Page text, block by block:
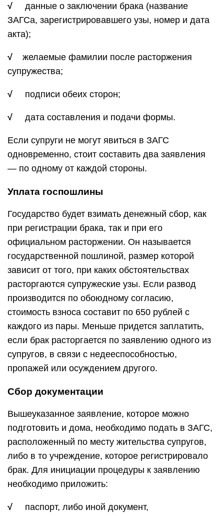
√ данные о заключении брака (название
ЗАГСа, зарегистрировавшего узы, номер и дата
акта);
√ желаемые фамилии после расторжения
супружества;
√ подписи обеих сторон;
√ дата составления и подачи формы.
Если супруги не могут явиться в ЗАГС
одновременно, стоит составить два заявления
— по одному от каждой стороны.
Уплата госпошлины
Государство будет взимать денежный сбор, как
при регистрации брака, так и при его
официальном расторжении. Он называется
государственной пошлиной, размер которой
зависит от того, при каких обстоятельствах
расторгаются супружеские узы. Если развод
производится по обоюдному согласию,
стоимость взноса составит по 650 рублей с
каждого из пары. Меньше придется заплатить,
если брак расторгается по заявлению одного из
супругов, в связи с недееспособностью,
пропажей или осуждением другого.
Сбор документации
Вышеуказанное заявление, которое можно
подготовить и дома, необходимо подать в ЗАГС,
расположенный по месту жительства супругов,
либо в то учреждение, которое регистрировало
брак. Для инициации процедуры к заявлению
необходимо приложить:
√ паспорт, либо иной документ,